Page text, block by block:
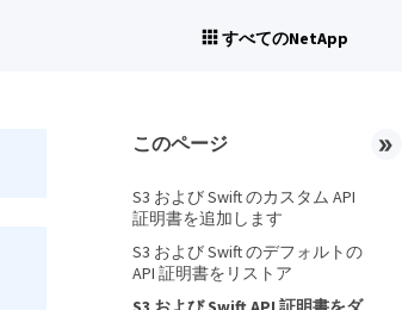
すべてのNetApp
このページ
S3 および Swift のカスタム API
証明書を追加します
S3 および Swift のデフォルトの
API 証明書をリストア